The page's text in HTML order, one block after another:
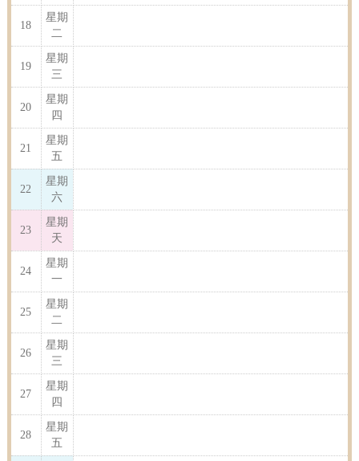
18
星期
二
19
星期
三
20
星期
四
21
星期
五
22
星期
六
23
星期
天
24
星期
一
25
星期
二
26
星期
三
27
星期
四
28
星期
五